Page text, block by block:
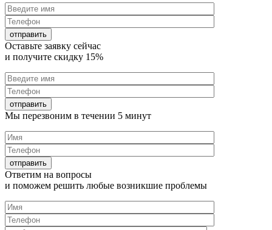
Оставьте заявку сейчас
и получите скидку 15%
Мы перезвоним в течении 5 минут
Ответим на вопросы
и поможем решить любые возникшие проблемы